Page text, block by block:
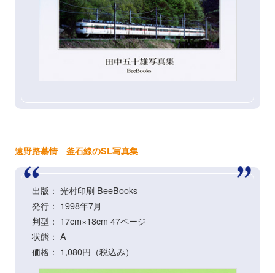
遠野路慕情 釜石線のSL写真集
出版： 光村印刷 BeeBooks
発行： 1998年7月
判型： 17cm×18cm 47ページ
状態： A
価格： 1,080円（税込み）